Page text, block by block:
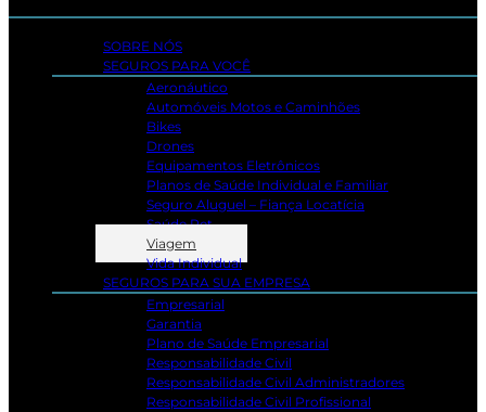
SOBRE NÓS
SEGUROS PARA VOCÊ
Aeronáutico
Automóveis Motos e Caminhões
Bikes
Drones
Equipamentos Eletrônicos
Planos de Saúde Individual e Familiar
Seguro Aluguel – Fiança Locatícia
Saúde Pet
Viagem
Vida Individual
SEGUROS PARA SUA EMPRESA
Empresarial
Garantia
Plano de Saúde Empresarial
Responsabilidade Civil
Responsabilidade Civil Administradores
Responsabilidade Civil Profissional